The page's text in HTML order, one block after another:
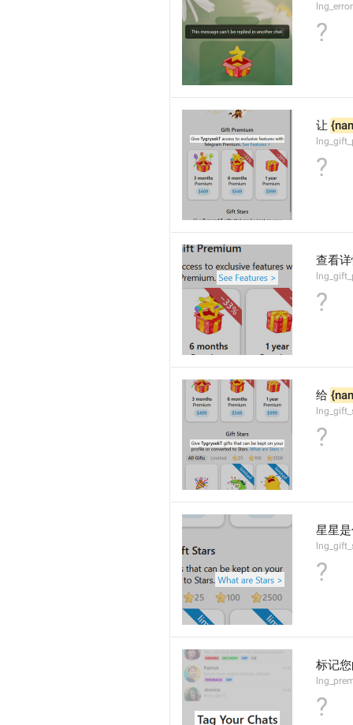
?
让
?
查看
?
给
?
星星
?
标记
?